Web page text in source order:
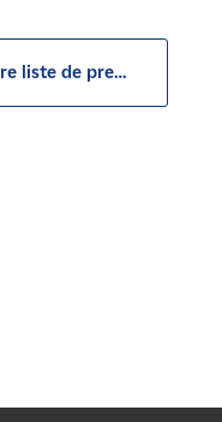
liste de presse